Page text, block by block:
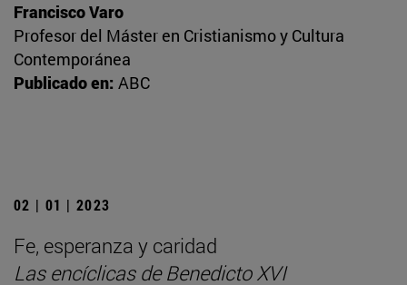
Francisco Varo
Profesor del Máster en Cristianismo y Cultura
Contemporánea
Publicado en: ABC
02 | 01 | 2023
Fe, esperanza y caridad
Las encíclicas de Benedicto XVI